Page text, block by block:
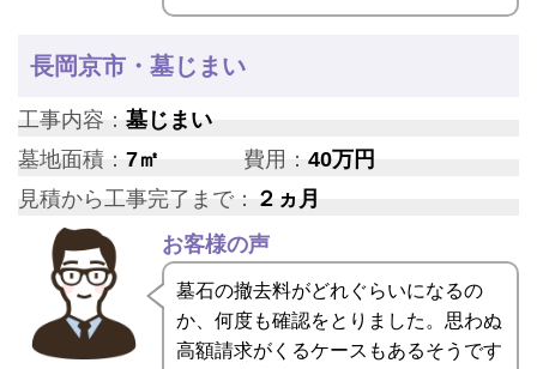
長岡京市・墓じまい
工事内容： 墓じまい
墓地面積： 7㎡ 費用：40万円
見積から工事完了まで： ２ヵ月
お客様の声
墓石の撤去料がどれぐらいになるの
か、何度も確認をとりました。思わぬ
高額請求がくるケースもあるそうです